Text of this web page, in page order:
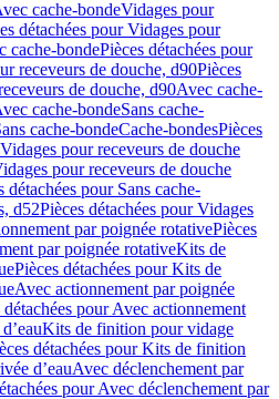
cache-bondeVidages pour
détachées pour Vidages pour
cache-bondePièces détachées pour
receveurs de douche, d90Pièces
de douche, d90Avec cache-
cache-bondeSans cache-
cache-bondeCache-bondesPièces
Vidages pour receveurs de douche
pour receveurs de douche
détachées pour Sans cache-
d52Pièces détachées pour Vidages
par poignée rotativePièces
par poignée rotativeKits de
Pièces détachées pour Kits de
Avec actionnement par poignée
détachées pour Avec actionnement
Kits de finition pour vidage
détachées pour Kits de finition
d’eauAvec déclenchement par
pour Avec déclenchement par